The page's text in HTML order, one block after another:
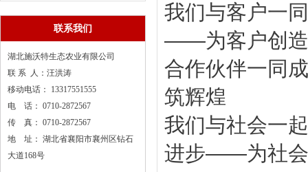
联系我们
湖北施沃特生态农业有限公司
联 系 人：汪洪涛
移动电话： 13317551555
电 话： 0710-2872567
传 真： 0710-2872567
地 址： 湖北省襄阳市襄州区钻石
大道168号
我们与客户一
——为客户创
合作伙伴一同
筑辉煌
我们与社会一
进步——为社会